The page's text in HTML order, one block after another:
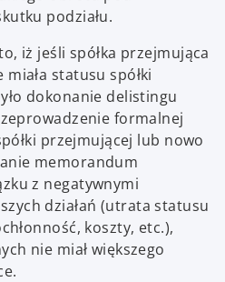
podziału.
iż jeśli spółka przejmująca
statusu spółki
dokonanie delistingu
formalnej
przejmującej lub nowo
memorandum
z negatywnymi
działań (utrata statusu
koszty, etc.),
nie miał większego